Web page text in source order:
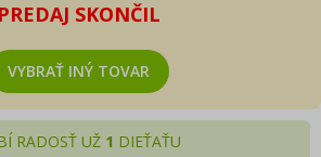
PREDAJ SKONČIL
VYBRAŤ INÝ TOVAR
RADOSŤ UŽ 1 DIEŤAŤU